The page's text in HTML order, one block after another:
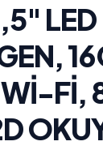
LED
WI-FI,